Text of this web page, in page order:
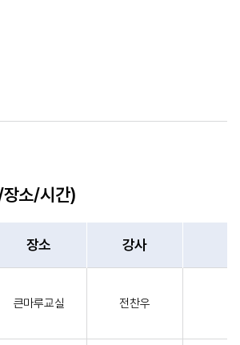
소/시간)
장소 강사
큰마루교실 전찬우